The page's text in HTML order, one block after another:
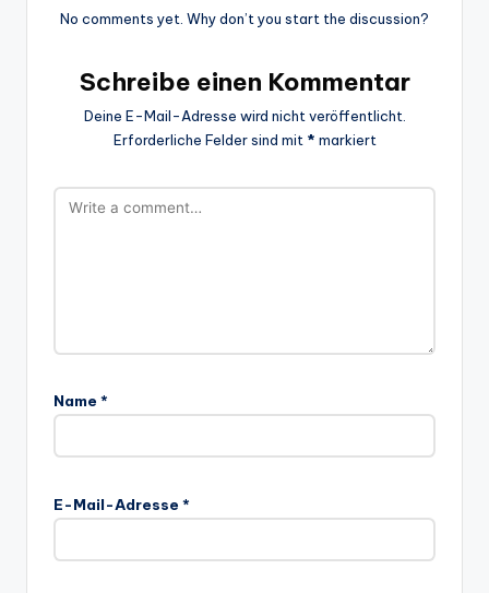
No comments yet. Why don’t you start the discussion?
Schreibe einen Kommentar
Deine E-Mail-Adresse wird nicht veröffentlicht.
Erforderliche Felder sind mit * markiert
Name *
E-Mail-Adresse *